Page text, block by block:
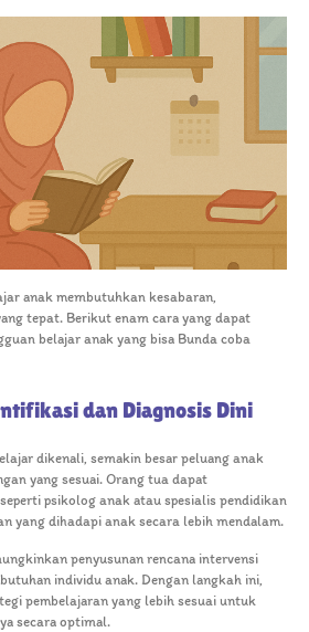
anak membutuhkan kesabaran,
tepat. Berikut enam cara yang dapat
belajar anak yang bisa Bunda coba
dan Diagnosis Dini
dikenali, semakin besar peluang anak
yang sesuai. Orang tua dapat
psikolog anak atau spesialis pendidikan
yang dihadapi anak secara lebih mendalam.
penyusunan rencana intervensi
individu anak. Dengan langkah ini,
pembelajaran yang lebih sesuai untuk
secara optimal.